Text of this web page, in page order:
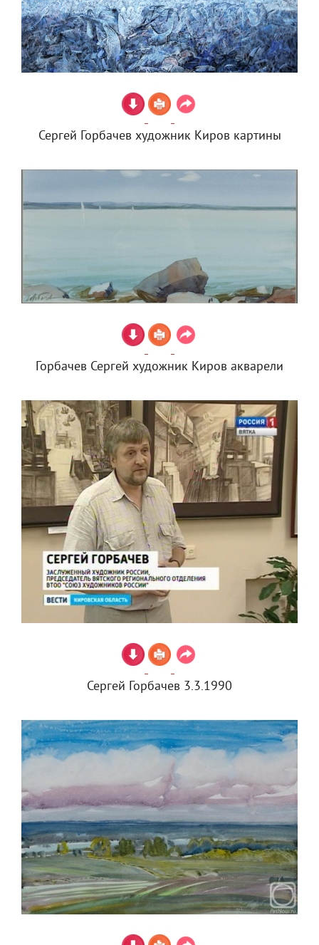
Сергей Горбачев художник Киров картины
Горбачев Сергей художник Киров акварели
Сергей Горбачев 3.3.1990